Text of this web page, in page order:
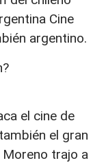
Cine
argentino.
el cine de
el gran
trajo a